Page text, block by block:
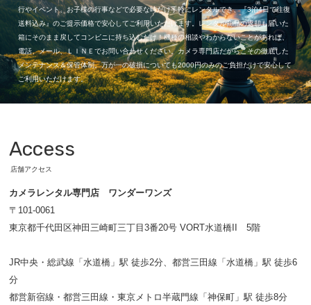
行やイベント、お子様の行事などで必要な時だけ手軽にレンタルでき、『3泊4日で往復
送料込み』のご提示価格で安心してご利用いただけます。レンタル商品の返却も届いた
箱にそのまま戻してコンビニに持ち込むだけ！機種の相談やわからないことがあれば、
電話、メール、ＬＩＮＥでお問い合わせください。カメラ専門店だからこその徹底した
メンテナンス＆保管体制。万が一の破損についても2000円のみのご負担だけで安心して
ご利用いただけます。
Access
店舗アクセス
カメラレンタル専門店 ワンダーワンズ
〒101-0061
東京都千代田区神田三崎町三丁目3番20号 VORT水道橋II 5階
JR中央・総武線「水道橋」駅 徒歩2分、都営三田線「水道橋」駅 徒歩6
分
都営新宿線・都営三田線・東京メトロ半蔵門線「神保町」駅 徒歩8分